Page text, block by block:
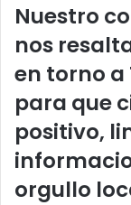
Nuestro
nos
en torno a
para que
positivo,
orgullo